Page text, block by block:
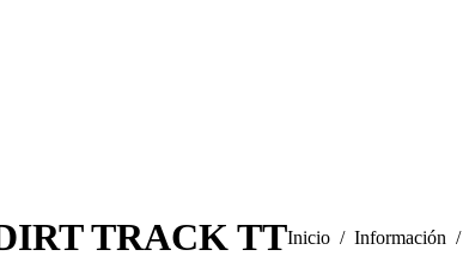
TRACK TTEstás aquí:
Inicio Información